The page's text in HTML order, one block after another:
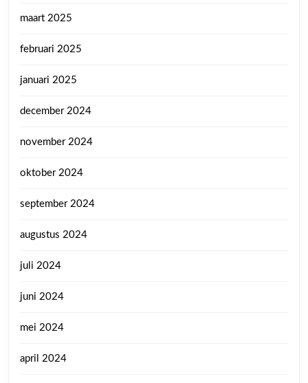
maart 2025
februari 2025
januari 2025
december 2024
november 2024
oktober 2024
september 2024
augustus 2024
juli 2024
juni 2024
mei 2024
april 2024